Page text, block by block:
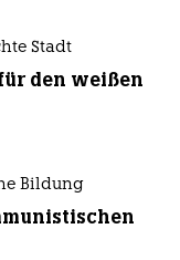
Stadt
den weißen
Bildung